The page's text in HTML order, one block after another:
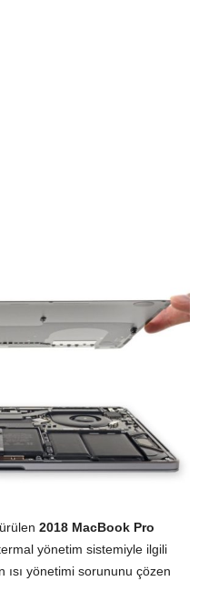
2018 MacBook Pro
yönetim sistemiyle ilgili
yönetimi sorununu çözen